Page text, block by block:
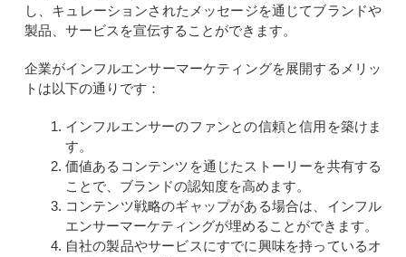
し、キュレーションされたメッセージを通じてブランドや
製品、サービスを宣伝することができます。
企業がインフルエンサーマーケティングを展開するメリッ
トは以下の通りです：
インフルエンサーのファンとの信頼と信用を築けま
す。
価値あるコンテンツを通じたストーリーを共有する
ことで、ブランドの認知度を高めます。
コンテンツ戦略のギャップがある場合は、インフル
エンサーマーケティングが埋めることができます。
自社の製品やサービスにすでに興味を持っているオ